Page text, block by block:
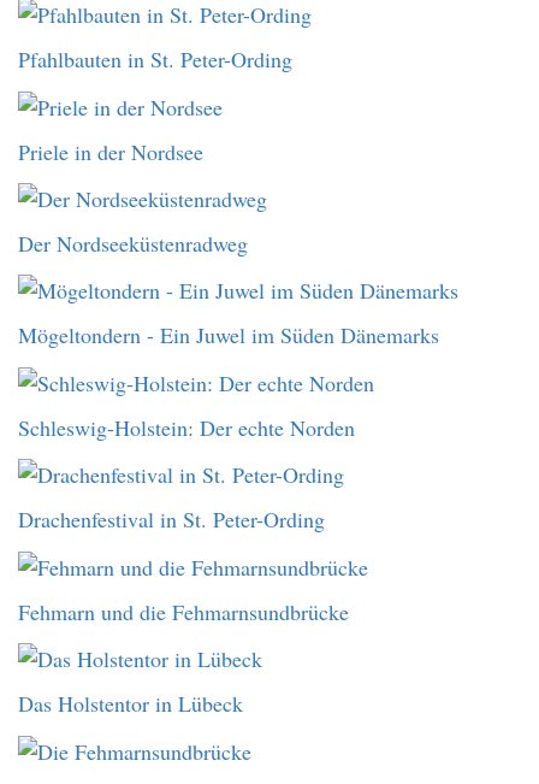
Pfahlbauten in St. Peter-Ording
Priele in der Nordsee
Der Nordseeküstenradweg
Mögeltondern - Ein Juwel im Süden Dänemarks
Schleswig-Holstein: Der echte Norden
Drachenfestival in St. Peter-Ording
Fehmarn und die Fehmarnsundbrücke
Das Holstentor in Lübeck